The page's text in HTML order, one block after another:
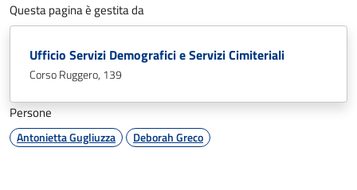
Questa pagina è gestita da
Ufficio Servizi Demografici e Servizi Cimiteriali
Corso Ruggero, 139
Persone
Antonietta Gugliuzza Deborah Greco